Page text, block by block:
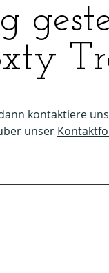
kontaktiere
unser